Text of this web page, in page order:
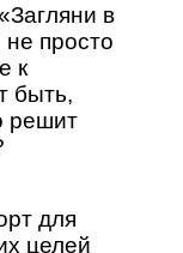
в
просто
к
быть,
решит
для
целей